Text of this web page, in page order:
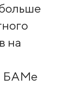
на
БАМе